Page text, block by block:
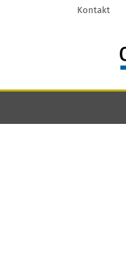
Kontakt